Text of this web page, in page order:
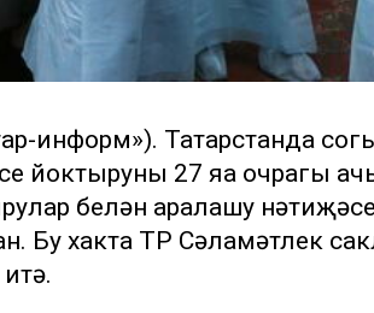
информ»). Татарстанда
йоктыруның 27 яңа очрагы
белән аралашу
Бу хакта ТР Сәламәтлек